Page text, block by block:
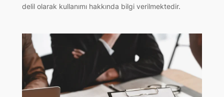
delil olarak kullanımı hakkında bilgi verilmektedir.